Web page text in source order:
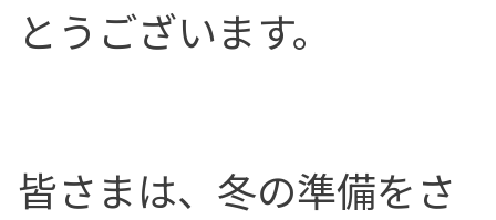
とうございます。
皆さまは、冬の準備をさ